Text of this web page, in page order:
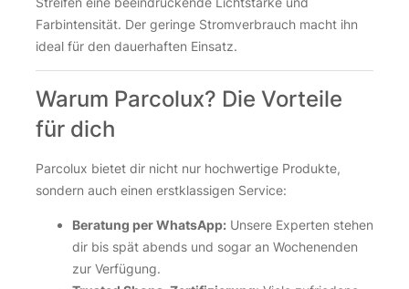
Über 100Stk. auf Lager
MiBoxer Controller FUT036 LED Dimmer Menge
MiBoxer Controller FUT036 LED Dimmer Menge
MiBoxer FUT089 RGB + CCT Funk Fernbedienung für 8
Zonen
19,75€
MiBoxer FUT089 RGB + CCT Funk Fernbedienung für 8
MiBoxer FUT089 RGB + CCT Funk Fernbedienung für 8
12V DC LED Netzteil 12V Mean Well LPF-60-12 | 60 Watt | 5
12V DC LED Netzteil 12V Mean Well LPF-60-12 | 60 Watt | 5
Farbintensität. Der geringe Stromverbrauch macht ihn
ideal für den dauerhaften Einsatz.
Warum Parcolux? Die Vorteile
für dich
Parcolux bietet dir nicht nur hochwertige Produkte,
sondern auch einen erstklassigen Service:
Beratung per WhatsApp: Unsere Experten stehen
dir bis spät abends und sogar an Wochenenden
zur Verfügung.